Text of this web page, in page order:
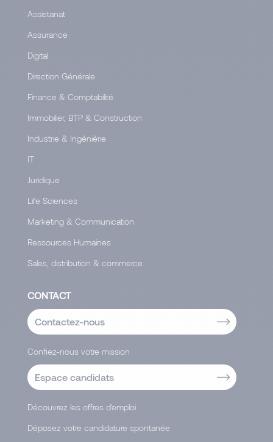
Assistanat
Assurance
Digital
Direction Générale
Finance & Comptabilité
Immobilier, BTP & Construction
Industrie & Ingéniérie
IT
Juridique
Life Sciences
Marketing & Communication
Ressources Humaines
Sales, distribution & commerce
CONTACT
Contactez-nous
Confiez-nous votre mission
Espace candidats
Découvrez les offres d'emploi
Déposez votre candidature spontanée